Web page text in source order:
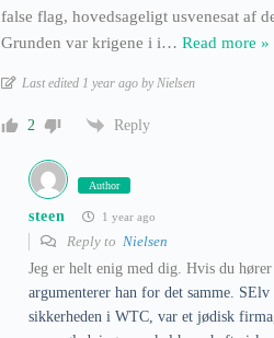
false flag, hovedsageligt usvenesat af
Grunden var krigene i i… Read more »
Last edited 1 year ago by Nielsen
2 Reply
Author
steen 1 year ago
Reply to Nielsen
Jeg er helt enig med dig. Hvis du hører
argumenterer han for det samme.
sikkerheden i WTC, var et jødisk